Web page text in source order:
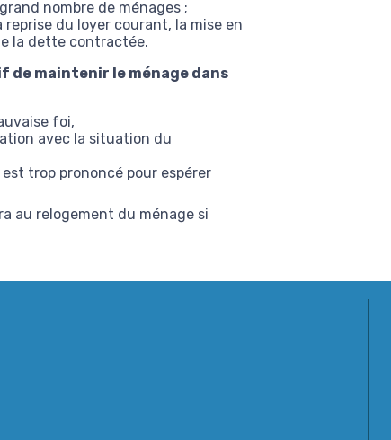
nombre de ménages ;
du loyer courant, la mise en
la dette contractée.
maintenir le ménage dans
foi,
avec la situation du
trop prononcé pour espérer
au relogement du ménage si